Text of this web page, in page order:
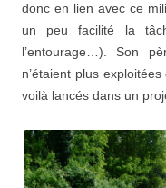
donc en lien avec ce
un peu facilité la
l’entourage…). Son
n’étaient plus
voilà lancés dans un